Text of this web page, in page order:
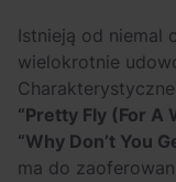
Istnieją od niemal
wielokrotnie
“Pretty Fly (For A
“Why Don’t You
ma do